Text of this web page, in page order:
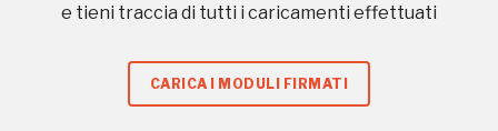
e tieni traccia di tutti i caricamenti effettuati
CARICA I MODULI FIRMATI